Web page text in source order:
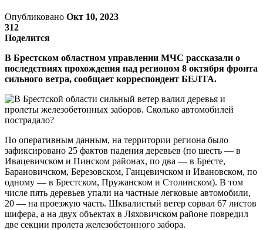
Опубликовано Окт 10, 2023
312
Поделится
В Брестском областном управлении МЧС рассказали о
последствиях прохождения над регионом 8 октября фронта
сильного ветра, сообщает корреспондент БЕЛТА.
По оперативным данным, на территории региона было
зафиксировано 25 фактов падения деревьев (по шесть — в
Ивацевичском и Пинском районах, по два — в Бресте,
Барановичском, Березовском, Ганцевичском и Ивановском, по
одному — в Брестском, Пружанском и Столинском). В том
числе пять деревьев упали на частные легковые автомобили,
20 — на проезжую часть. Шквалистый ветер сорвал 67 листов
шифера, а на двух объектах в Ляховичском районе повредил
две секции пролета железобетонного забора.